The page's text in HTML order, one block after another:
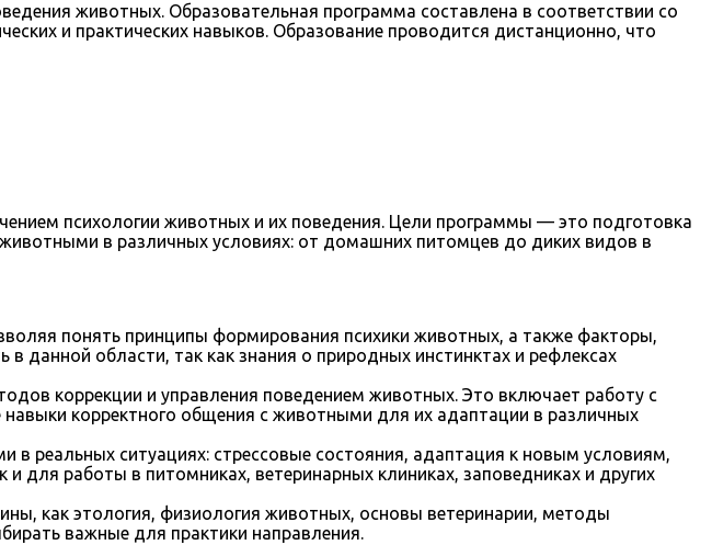
животных. Образовательная программа составлена в соответствии со
и практических навыков. Образование проводится дистанционно, что
психологии животных и их поведения. Цели программы — это подготовка
в различных условиях: от домашних питомцев до диких видов в
понять принципы формирования психики животных, а также факторы,
данной области, так как знания о природных инстинктах и рефлексах
коррекции и управления поведением животных. Это включает работу с
корректного общения с животными для их адаптации в различных
реальных ситуациях: стрессовые состояния, адаптация к новым условиям,
для работы в питомниках, ветеринарных клиниках, заповедниках и других
как этология, физиология животных, основы ветеринарии, методы
важные для практики направления.